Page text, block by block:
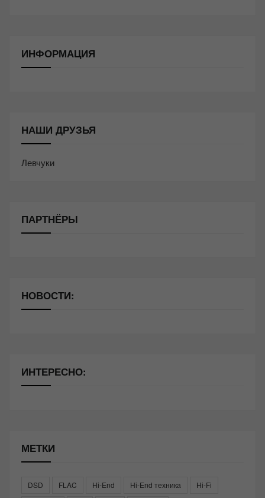
ИНФОРМАЦИЯ
НАШИ ДРУЗЬЯ
Левчуки
ПАРТНЁРЫ
НОВОСТИ:
ИНТЕРЕСНО:
МЕТКИ
DSD FLAC Hi-End Hi-End техника
Hi-Fi